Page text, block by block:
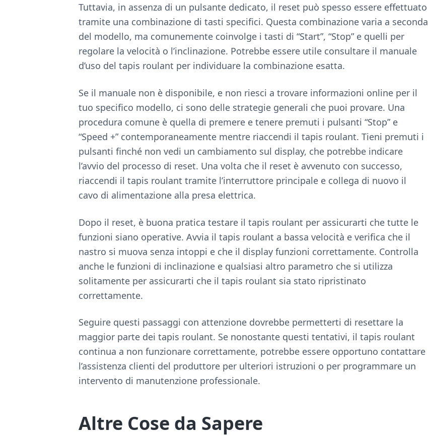
Tuttavia, in assenza di un pulsante dedicato, il reset può spesso essere effettuato
tramite una combinazione di tasti specifici. Questa combinazione varia a seconda
del modello, ma comunemente coinvolge i tasti di “Start”, “Stop” e quelli per
regolare la velocità o l’inclinazione. Potrebbe essere utile consultare il manuale
d’uso del tapis roulant per individuare la combinazione esatta.
Se il manuale non è disponibile, e non riesci a trovare informazioni online per il
tuo specifico modello, ci sono delle strategie generali che puoi provare. Una
procedura comune è quella di premere e tenere premuti i pulsanti “Stop” e
“Speed +” contemporaneamente mentre riaccendi il tapis roulant. Tieni premuti i
pulsanti finché non vedi un cambiamento sul display, che potrebbe indicare
l’avvio del processo di reset. Una volta che il reset è avvenuto con successo,
riaccendi il tapis roulant tramite l’interruttore principale e collega di nuovo il
cavo di alimentazione alla presa elettrica.
Dopo il reset, è buona pratica testare il tapis roulant per assicurarti che tutte le
funzioni siano operative. Avvia il tapis roulant a bassa velocità e verifica che il
nastro si muova senza intoppi e che il display funzioni correttamente. Controlla
anche le funzioni di inclinazione e qualsiasi altro parametro che si utilizza
solitamente per assicurarti che il tapis roulant sia stato ripristinato
correttamente.
Seguire questi passaggi con attenzione dovrebbe permetterti di resettare la
maggior parte dei tapis roulant. Se nonostante questi tentativi, il tapis roulant
continua a non funzionare correttamente, potrebbe essere opportuno contattare
l’assistenza clienti del produttore per ulteriori istruzioni o per programmare un
intervento di manutenzione professionale.
Altre Cose da Sapere